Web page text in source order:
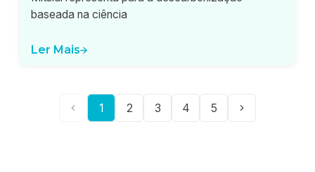
baseada na ciência
Ler Mais
1 2 3 4 5